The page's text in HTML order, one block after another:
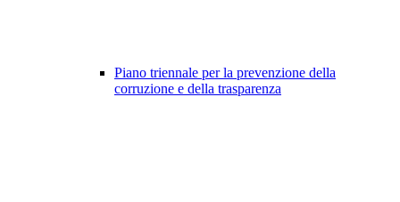
Piano triennale per la prevenzione della
corruzione e della trasparenza